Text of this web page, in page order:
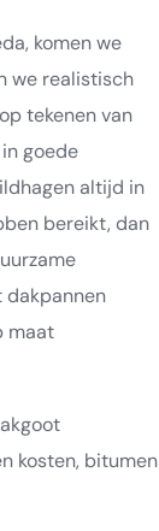
komen we
we realistisch
tekenen van
goede
altijd in
bereikt, dan
dakpannen
maat
kosten, bitumen